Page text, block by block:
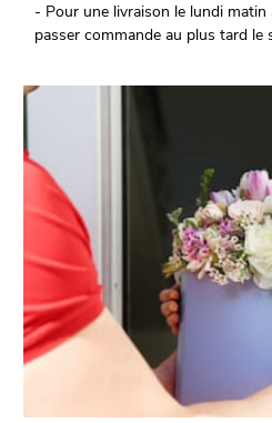
- Pour une livraison le lundi
passer commande au plus tard le